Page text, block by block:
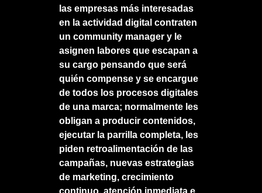
las empresas más interesadas
en la actividad digital contraten
un community manager y le
asignen labores que escapan a
su cargo pensando que será
quién compense y se encargue
de todos los procesos digitales
de una marca; normalmente les
obligan a producir contenidos,
ejecutar la parrilla completa, les
piden retroalimentación de las
campañas, nuevas estrategias
de marketing, crecimiento
continuo, atención inmediata e